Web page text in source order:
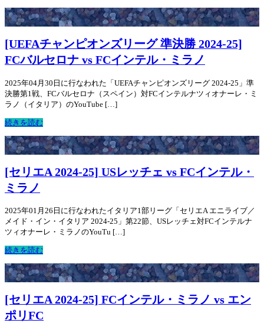
[UEFAチャンピオンズリーグ 準決勝 2024-25]
FCバルセロナ vs FCインテル・ミラノ
2025年04月30日に行なわれた「UEFAチャンピオンズリーグ 2024-25」準
決勝第1戦、FCバルセロナ（スペイン）対FCインテルナツィオナーレ・ミ
ラノ（イタリア）のYouTube […]
続きを読む
[セリエA 2024-25] USレッチェ vs FCインテル・
ミラノ
2025年01月26日に行なわれたイタリア1部リーグ「セリエA エニライブ／
メイド・イン・イタリア 2024-25」第22節、USレッチェ対FCインテルナ
ツィオナーレ・ミラノのYouTu […]
続きを読む
[セリエA 2024-25] FCインテル・ミラノ vs エン
ポリFC